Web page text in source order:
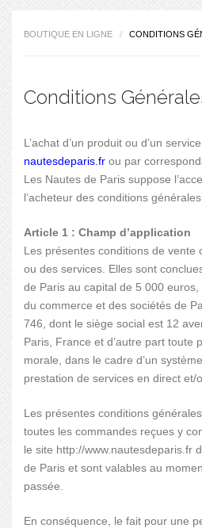
BOUTIQUE EN LIGNE CONDITIONS
Conditions
L’achat d’un produit ou d’un
nautesdeparis.fr ou par
Les Nautes de Paris suppose
l’acheteur des conditions
Article 1 : Champ d’application
Les présentes conditions de vente
ou des services. Elles sont
de Paris au capital de 5 000
du commerce et des sociétés de
746, dont le siège social est 12
Paris, France et d’autre part toute
morale, dans le cadre d’un
prestation de services en direct et/
Les présentes conditions
toutes les commandes reçues y
le site http://www.nautesdeparis.fr
de Paris et sont valables au
passée.
En conséquence, le fait pour une